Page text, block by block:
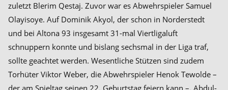
zuletzt Blerim Qestaj. Zuvor war es Abwehrspieler Samuel
Olayisoye. Auf Dominik Akyol, der schon in Norderstedt
und bei Altona 93 insgesamt 31-mal Viertligaluft
schnuppern konnte und bislang sechsmal in der Liga traf,
sollte geachtet werden. Wesentliche Stützen sind zudem
Torhüter Viktor Weber, die Abwehrspieler Henok Tewolde –